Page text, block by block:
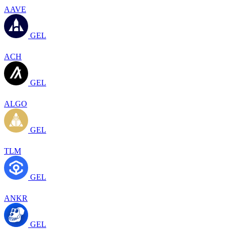
AAVE
GEL
ACH
GEL
ALGO
GEL
TLM
GEL
ANKR
GEL